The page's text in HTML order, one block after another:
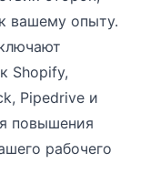
вашему опыту.
Shopify,
Pipedrive и
повышения
рабочего